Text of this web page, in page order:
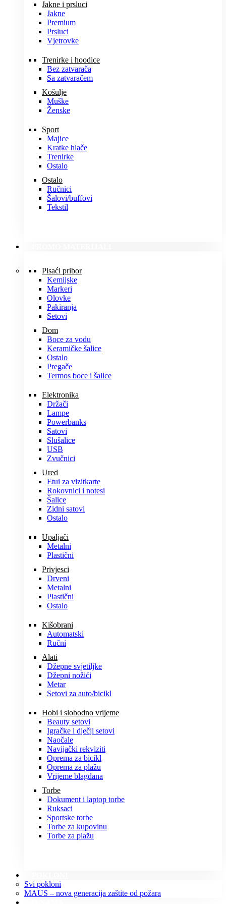
Jakne i prsluci
Jakne
Premium
Prsluci
Vjetrovke
Trenirke i hoodice
Bez zatvarača
Sa zatvaračem
Košulje
Muške
Ženske
Sport
Majice
Kratke hlače
Trenirke
Ostalo
Ostalo
Ručnici
Šalovi/buffovi
Tekstil
Pisaći pribor
Kemijske
Markeri
Olovke
Pakiranja
Setovi
Dom
Boce za vodu
Keramičke šalice
Ostalo
Pregače
Termos boce i šalice
Elektronika
Držači
Lampe
Powerbanks
Satovi
Slušalice
USB
Zvučnici
Ured
Etui za vizitkarte
Rokovnici i notesi
Šalice
Zidni satovi
Ostalo
Upaljači
Metalni
Plastični
Privjesci
Drveni
Metalni
Plastični
Ostalo
Kišobrani
Automatski
Ručni
Alati
Džepne svjetiljke
Džepni nožići
Metar
Setovi za auto/bicikl
Hobi i slobodno vrijeme
Beauty setovi
Igračke i dječji setovi
Naočale
Navijački rekviziti
Oprema za bicikl
Oprema za plažu
Vrijeme blagdana
Torbe
Dokument i laptop torbe
Ruksaci
Sportske torbe
Torbe za kupovinu
Torbe za plažu
Svi pokloni
MAUS – nova generacija zaštite od požara